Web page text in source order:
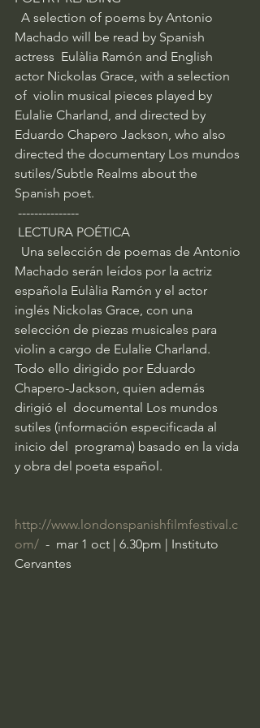
Machado will be read by Spanish
actress  Eulàlia Ramón and English
actor Nickolas Grace, with a selection
of  violin musical pieces played by
Eulalie Charland, and directed by
Eduardo Chapero Jackson, who also
directed the documentary Los mundos
sutiles/Subtle Realms about the
Spanish poet.
---------------
LECTURA POÉTICA
Machado serán leídos por la actriz
española Eulàlia Ramón y el actor
inglés Nickolas Grace, con una
selección de piezas musicales para
violin a cargo de Eulalie Charland.
Todo ello dirigido por Eduardo
Chapero-Jackson, quien además
dirigió el  documental Los mundos
sutiles (información especificada al
inicio del  programa) basado en la vida
y obra del poeta español.
http://www.londonspanishfilmfestival.c
om/
  -  mar 1 oct | 6.30pm | Instituto
Cervantes